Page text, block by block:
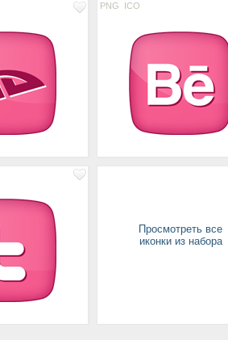
PNG ICO
Просмотреть все
иконки из набора